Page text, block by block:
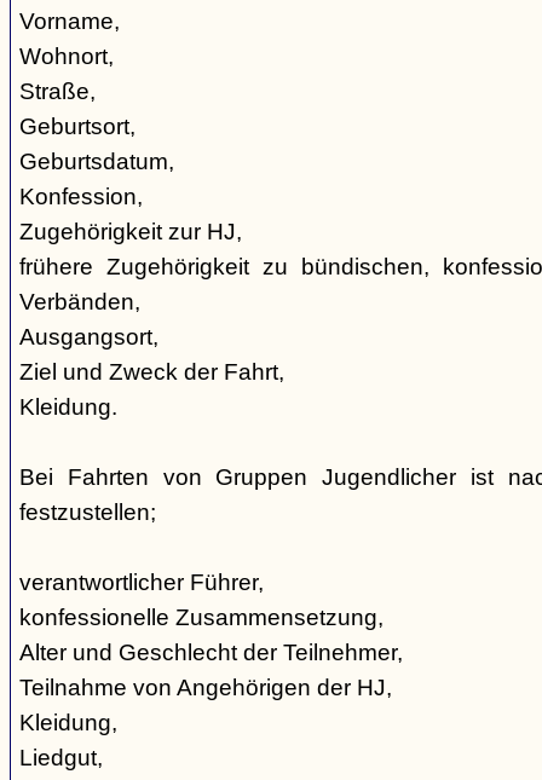
Vorname,
Wohnort,
Straße,
Geburtsort,
Geburtsdatum,
Konfession,
Zugehörigkeit zur HJ,
frühere Zugehörigkeit zu bündischen,
Verbänden,
Ausgangsort,
Ziel und Zweck der Fahrt,
Kleidung.
Bei Fahrten von Gruppen Jugendlicher ist
festzustellen;
verantwortlicher Führer,
konfessionelle Zusammensetzung,
Alter und Geschlecht der Teilnehmer,
Teilnahme von Angehörigen der HJ,
Kleidung,
Liedgut,